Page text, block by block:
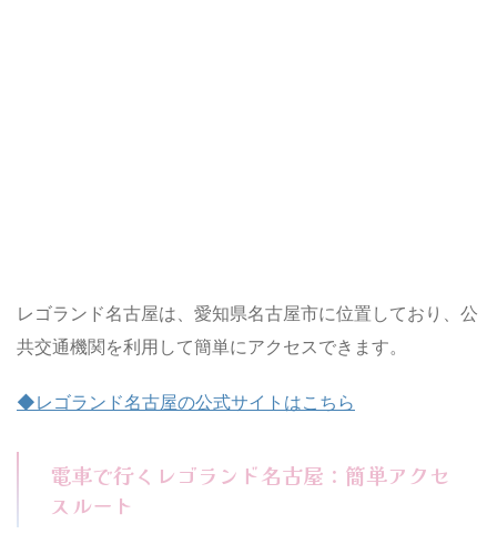
レゴランド名古屋は、愛知県名古屋市に位置しており、公
共交通機関を利用して簡単にアクセスできます。
◆レゴランド名古屋の公式サイトはこちら
電車で行くレゴランド名古屋：簡単アクセ
スルート